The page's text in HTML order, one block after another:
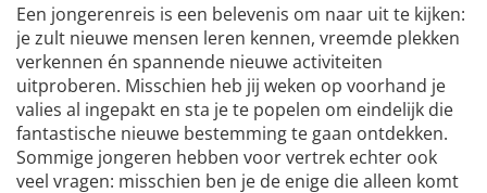
Een jongerenreis is een belevenis om naar uit te kijken:
je zult nieuwe mensen leren kennen, vreemde plekken
verkennen én spannende nieuwe activiteiten
uitproberen. Misschien heb jij weken op voorhand je
valies al ingepakt en sta je te popelen om eindelijk die
fantastische nieuwe bestemming te gaan ontdekken.
Sommige jongeren hebben voor vertrek echter ook
veel vragen: misschien ben je de enige die alleen komt